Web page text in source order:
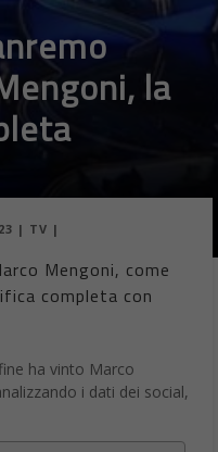
la
| TV |
Mengoni, come
completa con
ha vinto Marco
i dati dei social,